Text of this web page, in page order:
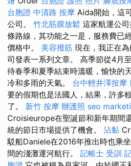
台胞證 中清路 按摩 Aida開始，這
公司。 竹北筋膜放鬆 這家航運公
條路線，其功能之一是，服務費已
價格中。 美容撥筋 現在，我正在
司發表一系列文章。 高季節從4月
待春季和夏季結束時溫暖，愉快的
冷和多雨的天氣。 台中輕井澤按摩
要的假期也是法國人，結果，許多
了。 新竹 按摩 辦護照 seo
Croisieurope在聖誕節和新年期間
統的節日市場提供了機會。 沾黏
駁船Daniele在2016年推出時也乘
間的淺灘運河航行。 記帳士 受訓